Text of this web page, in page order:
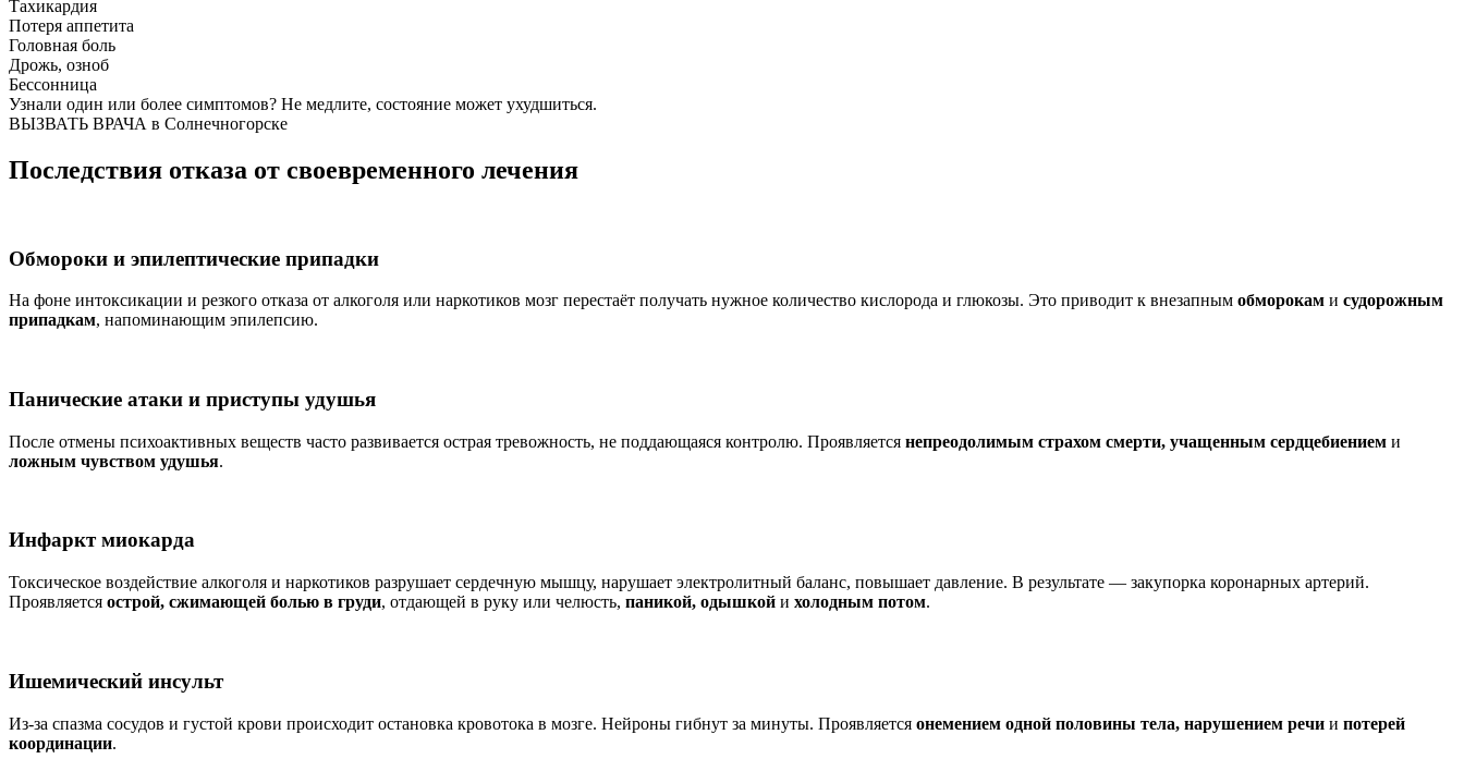
Тахикардия
Потеря аппетита
Головная боль
Дрожь, озноб
Бессонница
Узнали один или более симптомов? Не медлите, состояние может ухудшиться.
ВЫЗВАТЬ ВРАЧА в Солнечногорске
Последствия отказа от своевременного лечения
Обмороки и эпилептические припадки
На фоне интоксикации и резкого отказа от алкоголя или наркотиков мозг перестаёт получать нужное количество кислорода и глюкозы. Это приводит к внезапным обморокам и судорожным
припадкам, напоминающим эпилепсию.
Панические атаки и приступы удушья
После отмены психоактивных веществ часто развивается острая тревожность, не поддающаяся контролю. Проявляется непреодолимым страхом смерти, учащенным сердцебиением и
ложным чувством удушья.
Инфаркт миокарда
Токсическое воздействие алкоголя и наркотиков разрушает сердечную мышцу, нарушает электролитный баланс, повышает давление. В результате — закупорка коронарных артерий.
Проявляется острой, сжимающей болью в груди, отдающей в руку или челюсть, паникой, одышкой и холодным потом.
Ишемический инсульт
Из-за спазма сосудов и густой крови происходит остановка кровотока в мозге. Нейроны гибнут за минуты. Проявляется онемением одной половины тела, нарушением речи и потерей
координации.